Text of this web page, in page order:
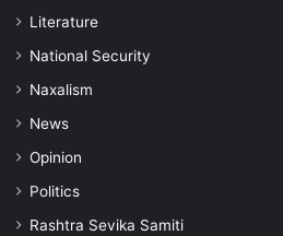
Literature
National Security
Naxalism
News
Opinion
Politics
Rashtra Sevika Samiti